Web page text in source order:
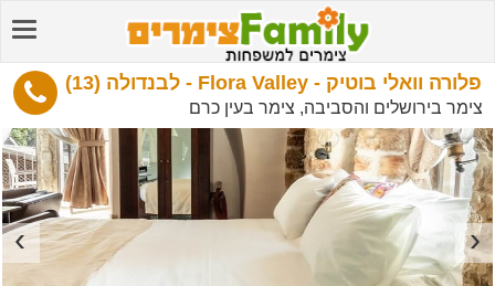
פלורה וואלי בוטיק - Flora Valley - לבנדולה (13)
צימר בירושלים והסביבה, צימר בעין כרם